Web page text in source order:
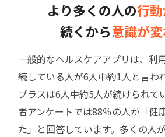
より多くの人の行動
続くから意識が変
一般的なヘルスケアアプリは、利
続している人が6人中約1人と言わ
プラスは6人中約5人が続けられて
者アンケートでは88％の人が「健
た」と回答しています。多くの人